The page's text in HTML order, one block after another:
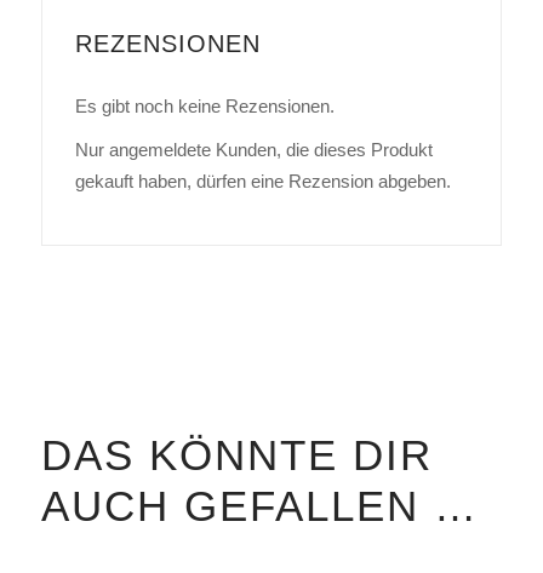
REZENSIONEN
Es gibt noch keine Rezensionen.
Nur angemeldete Kunden, die dieses Produkt
gekauft haben, dürfen eine Rezension abgeben.
DAS KÖNNTE DIR
AUCH GEFALLEN …